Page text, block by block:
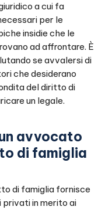
a cui fa
per le
insidie che le
ad affrontare. È
se avvalersi di
che desiderano
del diritto di
un legale.
avvocato
di famiglia
di famiglia fornisce
privati in merito ai